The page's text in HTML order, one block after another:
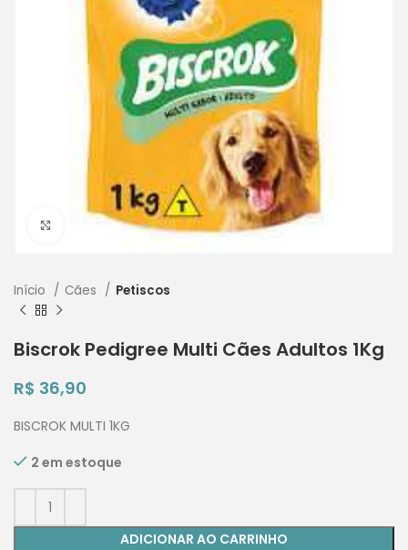
Clique para ampliar
Início Cães Petiscos
Biscrok Pedigree Multi Cães Adultos 1Kg
R$ 36,90
BISCROK MULTI 1KG
2 em estoque
ADICIONAR AO CARRINHO